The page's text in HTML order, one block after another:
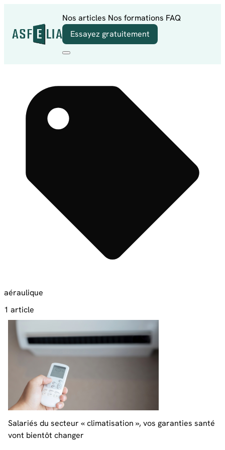
Nos articles Nos formations FAQ
Essayez gratuitement
aéraulique
1 article
Salariés du secteur « climatisation », vos garanties santé
vont bientôt changer